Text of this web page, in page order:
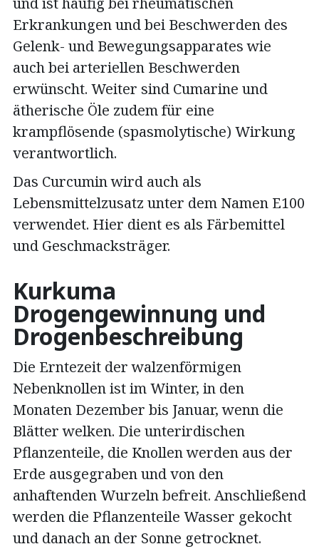
Erkrankungen und bei Beschwerden des
Gelenk- und Bewegungsapparates wie
auch bei arteriellen Beschwerden
erwünscht. Weiter sind Cumarine und
ätherische Öle zudem für eine
krampflösende (spasmolytische) Wirkung
verantwortlich.
Das Curcumin wird auch als
Lebensmittelzusatz unter dem Namen E100
verwendet. Hier dient es als Färbemittel
und Geschmacksträger.
Kurkuma
Drogengewinnung und
Drogenbeschreibung
Die Erntezeit der walzenförmigen
Nebenknollen ist im Winter, in den
Monaten Dezember bis Januar, wenn die
Blätter welken. Die unterirdischen
Pflanzenteile, die Knollen werden aus der
Erde ausgegraben und von den
anhaftenden Wurzeln befreit. Anschließend
werden die Pflanzenteile Wasser gekocht
und danach an der Sonne getrocknet.